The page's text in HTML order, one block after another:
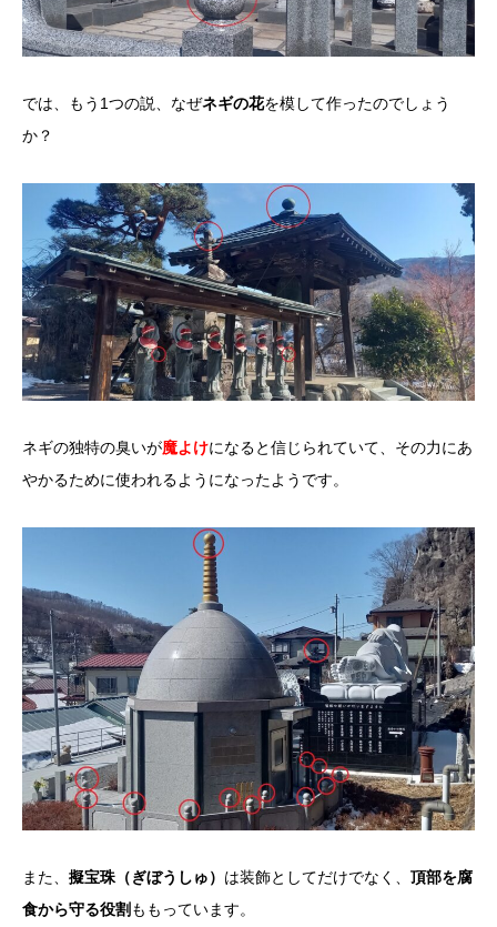
では、もう1つの説、なぜネギの花を模して作ったのでしょう
か？
ネギの独特の臭いが魔よけになると信じられていて、その力にあ
やかるために使われるようになったようです。
また、 擬宝珠（ぎぼうしゅ） は装飾としてだけでなく、 頂部を腐
食から守る役割ももっています 。